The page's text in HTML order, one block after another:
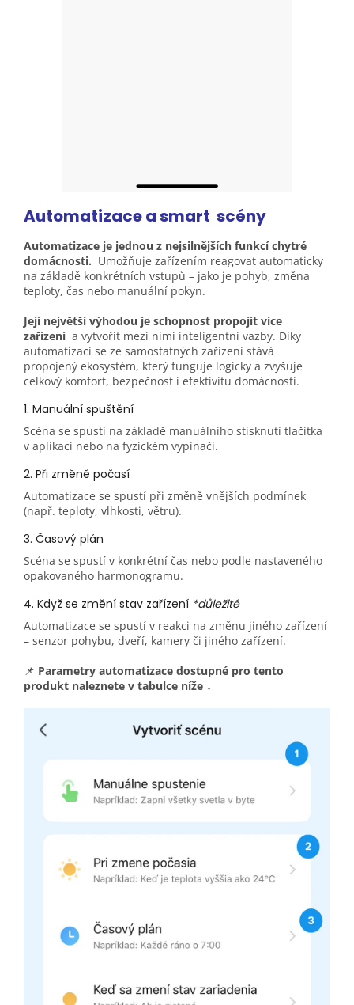
Automatizace a smart scény
Automatizace je jednou z nejsilnějších funkcí chytré
domácnosti. Umožňuje zařízením reagovat automaticky
na základě konkrétních vstupů – jako je pohyb, změna
teploty, čas nebo manuální pokyn.
Její největší výhodou je schopnost propojit více
zařízení a vytvořit mezi nimi inteligentní vazby. Díky
automatizaci se ze samostatných zařízení stává
propojený ekosystém, který funguje logicky a zvyšuje
celkový komfort, bezpečnost i efektivitu domácnosti.
1. Manuální spuštění
Scéna se spustí na základě manuálního stisknutí tlačítka
v aplikaci nebo na fyzickém vypínači.
2. Při změně počasí
Automatizace se spustí při změně vnějších podmínek
(např. teploty, vlhkosti, větru).
3. Časový plán
Scéna se spustí v konkrétní čas nebo podle nastaveného
opakovaného harmonogramu.
4. Když se změní stav zařízení *důležité
Automatizace se spustí v reakci na změnu jiného zařízení
– senzor pohybu, dveří, kamery či jiného zařízení.
📌 Parametry automatizace dostupné pro tento
produkt naleznete v tabulce níže ↓